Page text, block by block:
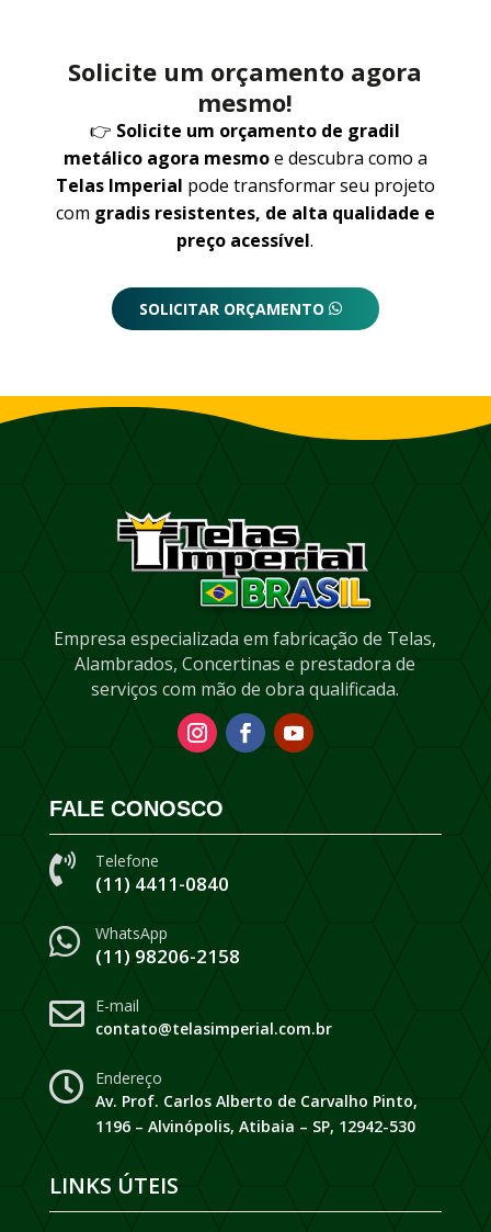
Solicite um orçamento agora
mesmo!
👉 Solicite um orçamento de gradil
metálico agora mesmoe descubra como a
Telas Imperial pode transformar seu projeto
com gradis resistentes, de alta qualidade e
preço acessível.
SOLICITAR ORÇAMENTO
Empresa especializada em fabricação de Telas,
Alambrados, Concertinas e prestadora de
serviços com mão de obra qualificada.
FALE CONOSCO
 Telefone
(11) 4411-0840
 WhatsApp
(11) 98206-2158
 E-mail
contato@telasimperial.com.br

Endereço
Av. Prof. Carlos Alberto de Carvalho Pinto,
1196 – Alvinópolis, Atibaia – SP, 12942-530
LINKS ÚTEIS